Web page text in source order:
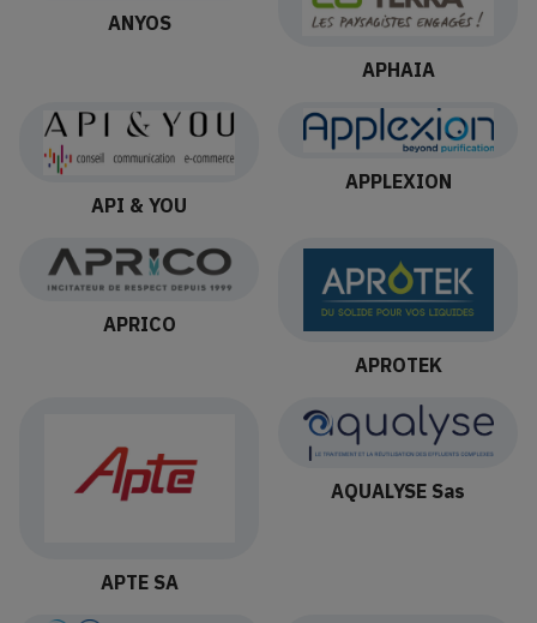
ANYOS
APHAIA
API & YOU
APPLEXION
APRICO
APROTEK
APTE SA
AQUALYSE Sas